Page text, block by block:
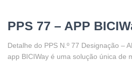
PPS 77 – APP
Detalhe do PPS N.º 77 Designação –
app BICIWay é uma solução única de